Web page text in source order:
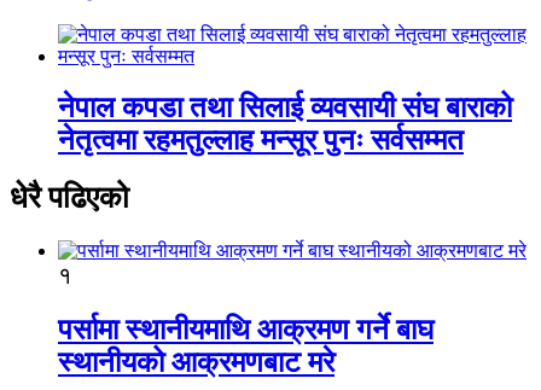
नेपाल कपडा तथा सिलाई व्यवसायी संघ बाराको
नेतृत्वमा रहमतुल्लाह मन्सूर पुनः सर्वसम्मत
धेरै पढिएको
१
पर्सामा स्थानीयमाथि आक्रमण गर्ने बाघ
स्थानीयको आक्रमणबाट मरे